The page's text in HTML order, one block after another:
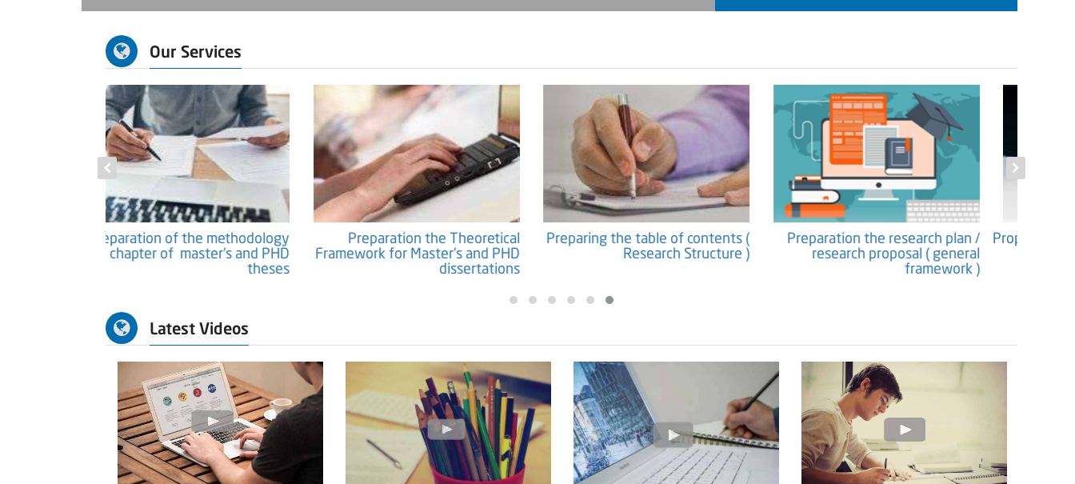
Our Services
Preparation the research plan /
research proposal ( general
framework )
Preparing the table of contents (
Research Structure )
Preparation the Theoretical
Framework for Master's and PHD
dissertations
Preparation of the methodology
chapter of master's and PHD
theses
Latest Videos